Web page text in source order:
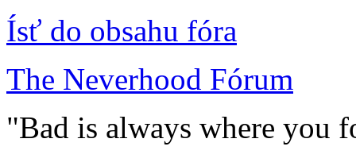
Ísť do obsahu fóra
The Neverhood Fórum
"Bad is always where you